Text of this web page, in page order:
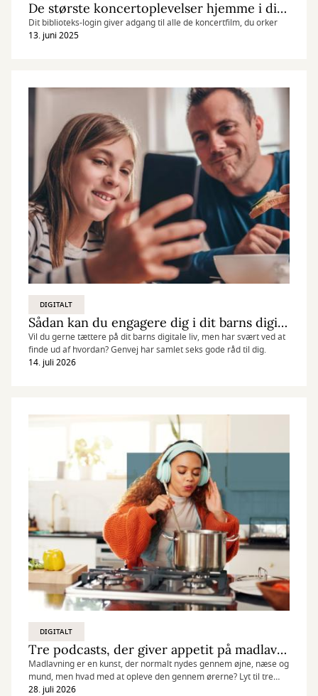
De største koncertoplevelser hjemme i din stue
Dit biblioteks-login giver adgang til alle de koncertfilm, du orker
13. juni 2025
DIGITALT
Sådan kan du engagere dig i dit barns digitale liv
Vil du gerne tættere på dit barns digitale liv, men har svært ved at
finde ud af hvordan? Genvej har samlet seks gode råd til dig.
14. juli 2026
DIGITALT
Tre podcasts, der giver appetit på madlavning
Madlavning er en kunst, der normalt nydes gennem øjne, næse og
mund, men hvad med at opleve den gennem ørerne? Lyt til tre
gastronomiske podcasts, der oversætter kulinariske oplevelser til
28. juli 2026